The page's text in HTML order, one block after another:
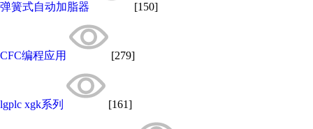
弹簧式自动加脂器 [150]
CFC编程应用 [279]
lgplc xgk系列 [161]